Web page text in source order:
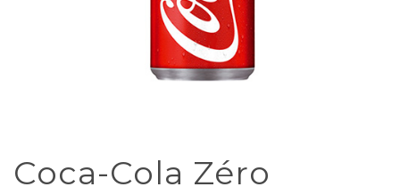
Coca-Cola Zéro